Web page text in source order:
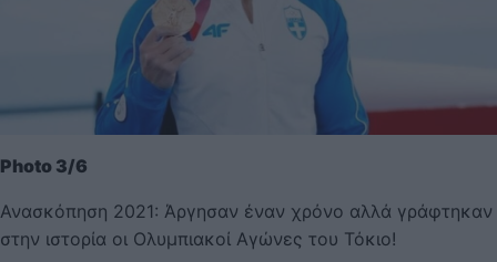
Photo 3/6
Ανασκόπηση 2021: Άργησαν έναν χρόνο αλλά γράφτηκαν
στην ιστορία οι Ολυμπιακοί Αγώνες του Τόκιο!